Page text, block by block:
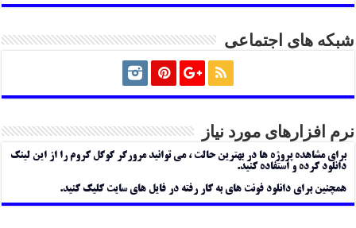
شبکه های اجتماعی
نرم افزارهای مورد نیاز
برای مشاهده پروژه ها در بهترین حالت ، می توانید مرورگر گوگل کروم را از این لینک
دانلود کرده و استفاده کنید.
همچنین برای دانلود فونت های به کار رفته در فایل های سایت کلیک کنید.